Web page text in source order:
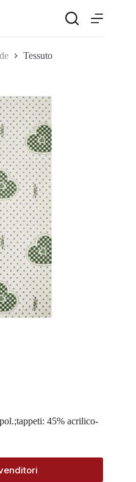
Tessuto
45% acrilico-